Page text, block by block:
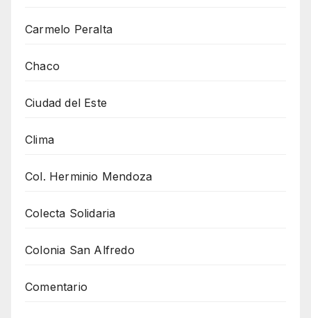
Carmelo Peralta
Chaco
Ciudad del Este
Clima
Col. Herminio Mendoza
Colecta Solidaria
Colonia San Alfredo
Comentario